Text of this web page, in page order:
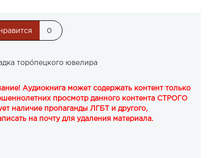
0
торóпецкого ювелира
Аудиокнига может содержать контент только
просмотр данного контента СТРОГО
наличие пропаганды ЛГБТ и другого,
на почту для удаления материала.